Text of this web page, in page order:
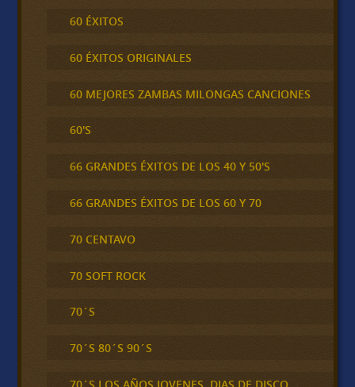
60 ÉXITOS
60 ÉXITOS ORIGINALES
60 MEJORES ZAMBAS MILONGAS CANCIONES
60'S
66 GRANDES ÉXITOS DE LOS 40 Y 50'S
66 GRANDES ÉXITOS DE LOS 60 Y 70
70 CENTAVO
70 SOFT ROCK
70´S
70´S 80´S 90´S